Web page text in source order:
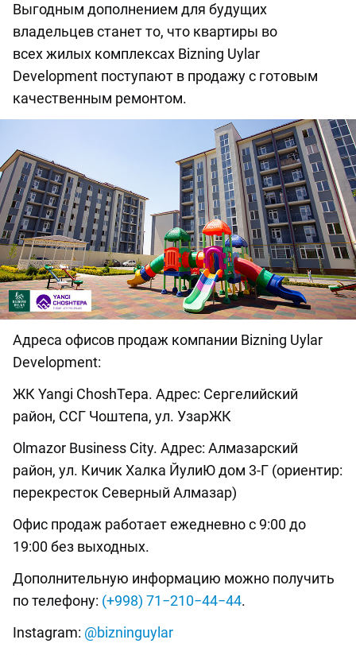
Выгодным дополнением для будущих
владельцев станет то, что квартиры во
всех жилых комплексах Bizning Uylar
Development поступают в продажу с готовым
качественным ремонтом.
Адреса офисов продаж компании Bizning Uylar
Development:
ЖК Yangi ChoshTepa. Адрес: Сергелийский
район, ССГ Чоштепа, ул. УзарЖК
Olmazor Business City. Адрес: Алмазарский
район, ул. Кичик Халка ЙулиЮ дом 3-Г (ориентир:
перекресток Северный Алмазар)
Офис продаж работает ежедневно с 9:00 до
19:00 без выходных.
Дополнительную информацию можно получить
по телефону: (+998) 71−210−44−44.
Instagram: @bizninguylar